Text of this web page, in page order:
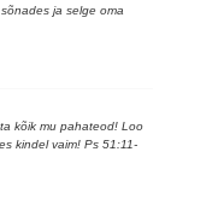
ja selge oma
kõik mu pahateod! Loo
kindel vaim! Ps 51:11-